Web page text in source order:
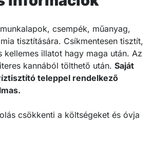
csempék, műanyag,
tisztítására. Csíkmentesen tisztít,
kellemes illatot hagy maga után. Az
kannából tölthető után. Saját
teleppel rendelkező
csökkenti a költségeket és óvja